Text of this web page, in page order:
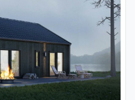
finns möjlighet att förändra ett
stora fönster mot
som ger en vacker rymd.
fritidshus!